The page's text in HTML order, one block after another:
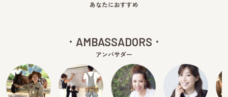
あなたにおすすめ
AMBASSADORS
アンバサダー